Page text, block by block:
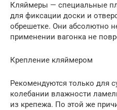
Кляймеры — специальные
для фиксации доски и
обрешетке. Они абсолютно
применении вагонка не
Крепление кляймером
Рекомендуются только для
колебании влажности
из крепежа. По этой же